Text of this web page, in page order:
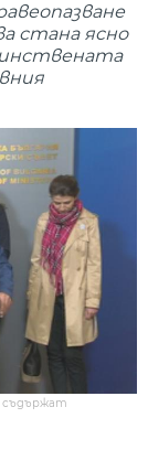
стана ясно
съдържат